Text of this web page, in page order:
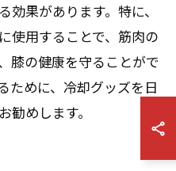
果があります。特に、
使用することで、筋肉の
膝の健康を守ることがで
ために、冷却グッズを日
めします。